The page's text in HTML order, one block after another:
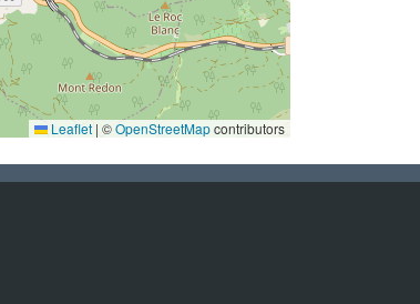
Leaflet | ©OpenStreetMapcontributors